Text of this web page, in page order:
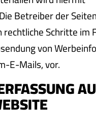
Betreiber der
rechtliche Schritte im
von
E-Mails, vor.